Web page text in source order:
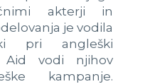
akterji in
je vodila
pri angleški
Aid vodi njihov
kampanje.